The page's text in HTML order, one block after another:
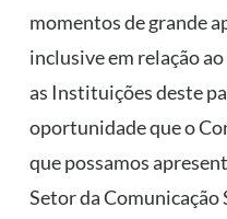
momentos de grande
inclusive em relação
as Instituições deste
oportunidade que o
que possamos
Setor da Comunicação